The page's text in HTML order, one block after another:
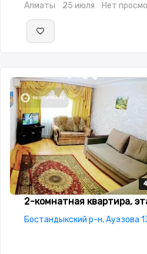
Алматы 25 июля Нет
4
4
4
4
2-комнатная квартира,
Бостандыкский р-н, Ауэзова